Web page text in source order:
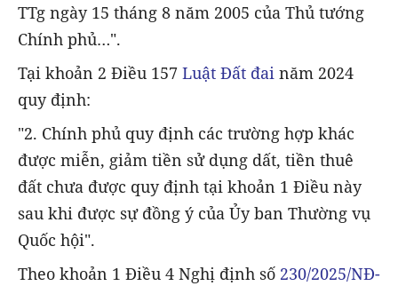
TTg ngày 15 tháng 8 năm 2005 của Thủ tướng
Chính phủ…".
Tại khoản 2 Điều 157 Luật Đất đai năm 2024
quy định:
"2. Chính phủ quy định các trường hợp khác
được miễn, giảm tiền sử dụng dất, tiền thuê
đất chưa được quy định tại khoản 1 Điều này
sau khi được sự đồng ý của Ủy ban Thường vụ
Quốc hội".
Theo khoản 1 Điều 4 Nghị định số 230/2025/NĐ-